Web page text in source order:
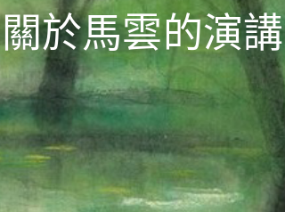
關於馬雲的演講